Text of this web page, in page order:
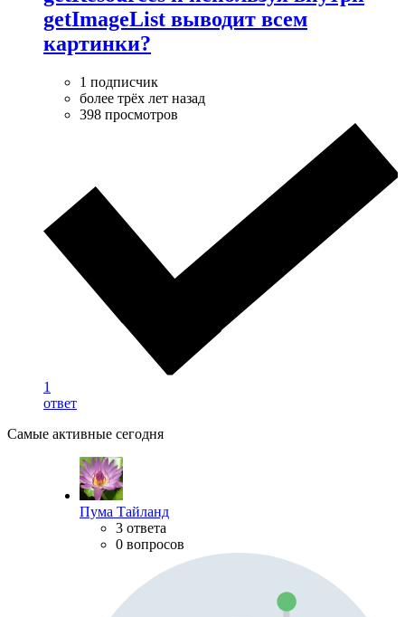
getImageList выводит всем
картинки?
1 подписчик
более трёх лет назад
398 просмотров
1
ответ
Самые активные сегодня
Пума Тайланд
3 ответа
0 вопросов